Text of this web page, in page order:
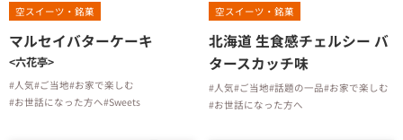
空スイーツ・銘菓
マルセイバターケーキ
<六花亭>
#人気#ご当地#お家で楽しむ
#お世話になった方へ#Sweets
空スイーツ・銘菓
北海道 生食感チェルシー バ
タースカッチ味
#人気#ご当地#話題の一品#お家で楽しむ
#お世話になった方へ